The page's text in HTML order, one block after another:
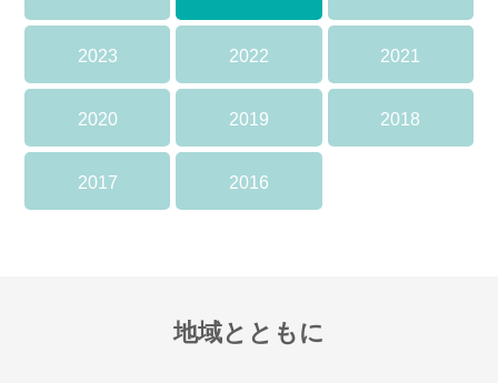
2023 2022 2021
2020 2019 2018
2017 2016
地域とともに